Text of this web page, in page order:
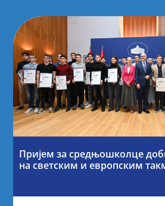
Пријем за средњошколце
на светским и европским